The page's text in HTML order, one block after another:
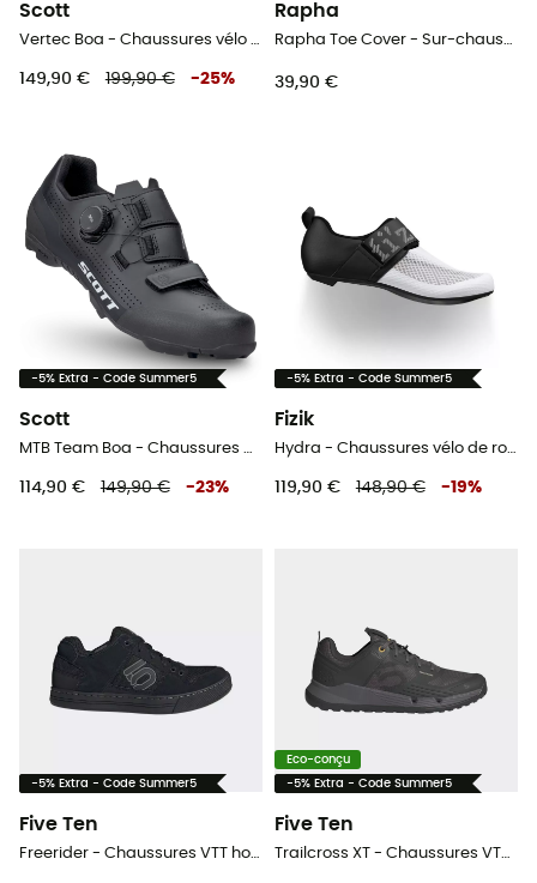
Scott
Vertec Boa - Chaussures vélo de route homme
149,90 € 199,90 € -25%
Rapha
Rapha Toe Cover - Sur-chaussures vélo
39,90 €
-5% Extra - Code Summer5
Scott
MTB Team Boa - Chaussures VTT homme
114,90 € 149,90 € -23%
-5% Extra - Code Summer5
Fizik
Hydra - Chaussures vélo de route
119,90 € 148,90 € -19%
-5% Extra - Code Summer5
Five Ten
Freerider - Chaussures VTT homme
Eco-conçu
-5% Extra - Code Summer5
Five Ten
Trailcross XT - Chaussures VTT homme